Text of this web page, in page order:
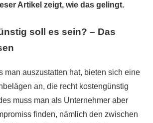
Artikel zeigt, wie das gelingt.
soll es sein? – Das
man auszustatten hat, bieten sich eine
an, die recht kostengünstig
muss man als Unternehmer aber
finden, nämlich den zwischen